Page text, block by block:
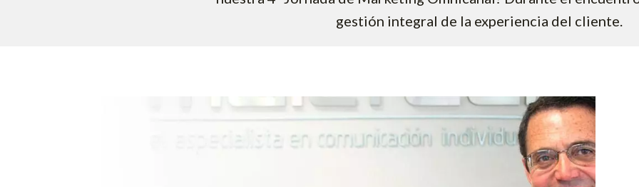
gestión integral de la experiencia del cliente.